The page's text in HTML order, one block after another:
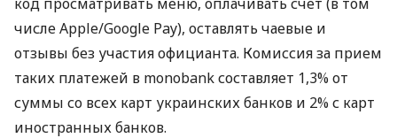
числе Apple/Google Pay), оставлять чаевые и
отзывы без участия официанта. Комиссия за прием
таких платежей в monobank составляет 1,3% от
суммы со всех карт украинских банков и 2% с карт
иностранных банков.